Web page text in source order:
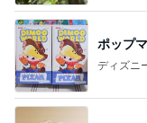
ポップ
ディズニ